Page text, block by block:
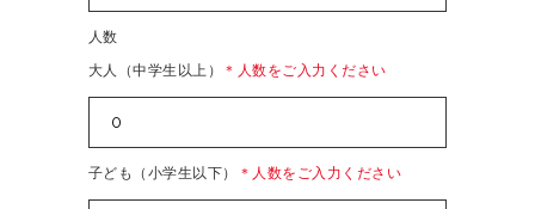
人数
大人（中学生以上） ＊人数をご入力ください
子ども（小学生以下） ＊人数をご入力ください